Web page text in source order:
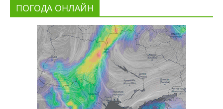
ПОГОДА ОНЛАЙН